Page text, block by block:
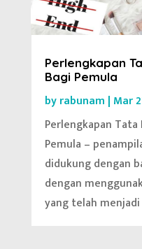
Perlengkapan
Bagi Pemula
byrabunam | Mar
Perlengkapan Tata
Pemula –
didukung dengan
dengan
yang telah